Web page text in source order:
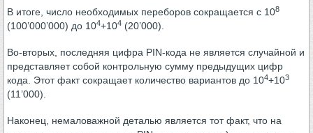
В итоге, число необходимых переборов сокращается с 108
(100’000’000) до 104+104 (20’000).
Во-вторых, последняя цифра PIN-кода не является случайной и
представляет собой контрольную сумму предыдущих цифр
кода. Этот факт сокращает количество вариантов до 104+103
(11’000).
Наконец, немаловажной деталью является тот факт, что на